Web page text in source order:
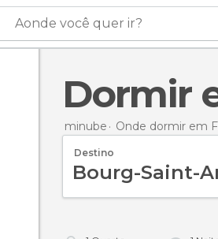
Aonde você quer ir?
minube Onde dormir em
Destino